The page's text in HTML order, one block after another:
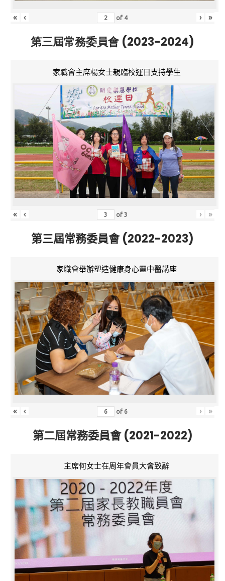
« ‹ of 4 › »
第三屆常務委員會 (2023-2024)
家職會主席楊女士親臨校運日支持學生
« ‹ of3 › »
第三屆常務委員會 (2022-2023)
家職會舉辦塑造健康身心靈中醫講座
« ‹ of 6 › »
第二屆常務委員會 (2021-2022)
主席何女士在周年會員大會致辭